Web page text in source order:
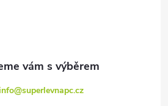
@superlevnapc.cz